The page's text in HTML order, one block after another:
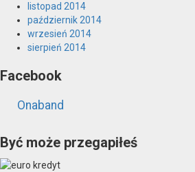
listopad 2014
październik 2014
wrzesień 2014
sierpień 2014
Facebook
Onaband
Być może przegapiłeś